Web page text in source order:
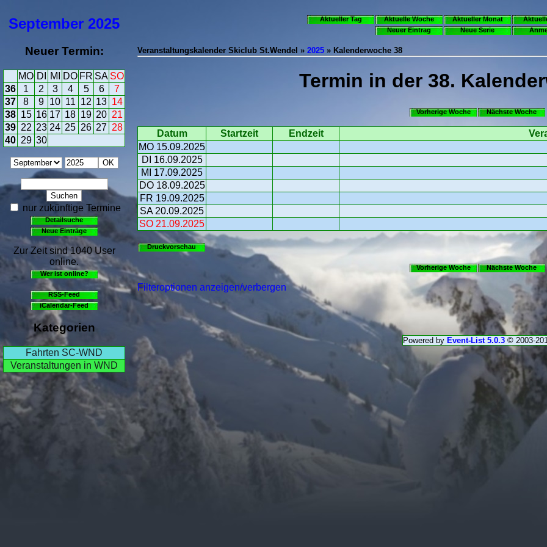
September 2025
Neuer Termin:
MO DI MI DO FR SA SO
36
1 2 3 4 5 6
7
37
8 9 10 11 12 13 14
38 15 16 17 18 19 20 21
39 22 23 24 25 26 27 28
40 29 30
nur zukünftige Termine
Detailsuche
Neue Einträge
Zur Zeit sind 1040 User
online.
Wer ist online?
RSS-Feed
iCalendar-Feed
Kategorien
Fahrten SC-WND
Veranstaltungen in WND
Aktueller Tag Aktuelle Woche Aktueller Monat
Neuer Eintrag
Neue Serie
Veranstaltungskalender Skiclub St.Wendel » 2025 » Kalenderwoche 38
Termin in der 38.
Vorherige Woche Nächste Woche
Datum Startzeit Endzeit
MO 15.09.2025
DI 16.09.2025
MI 17.09.2025
DO 18.09.2025
FR 19.09.2025
SA 20.09.2025
SO 21.09.2025
Druckvorschau
Vorherige Woche Nächste Woche
Filteroptionen anzeigen/verbergen
Powered by Event-List 5.0.3© 2003-